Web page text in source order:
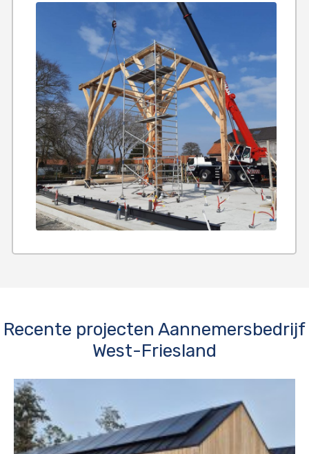
Recente projecten Aannemersbedrijf
West-Friesland